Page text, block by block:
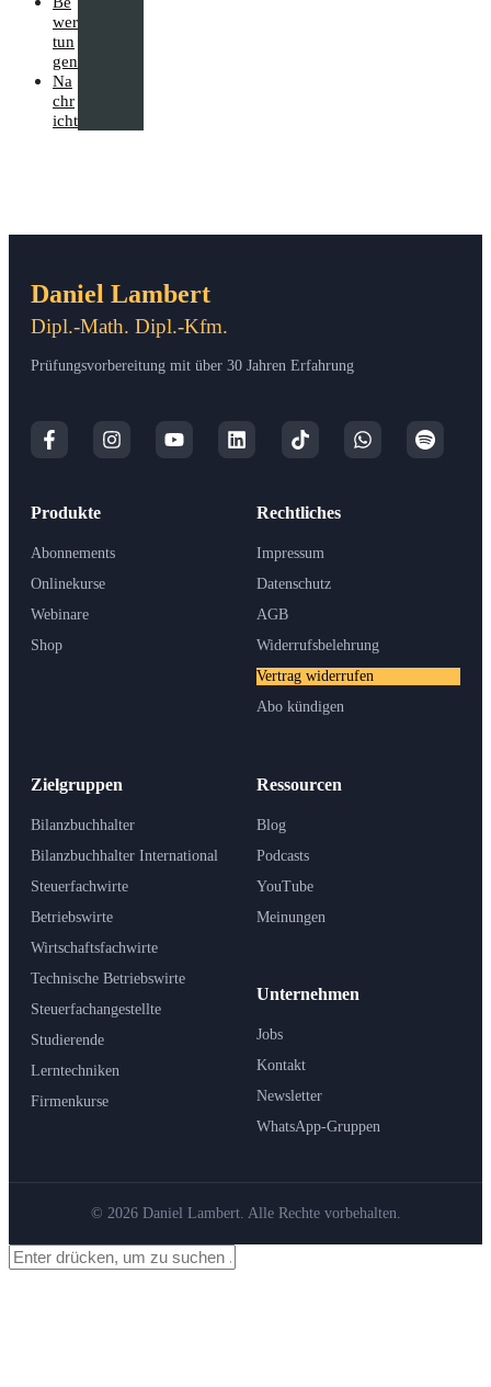
wer
tun
gen
Na
chr
icht
Daniel Lambert
Dipl.-Math. Dipl.-Kfm.
Prüfungsvorbereitung mit über 30 Jahren Erfahrung
Produkte
Abonnements
Onlinekurse
Webinare
Shop
Zielgruppen
Bilanzbuchhalter
Bilanzbuchhalter International
Steuerfachwirte
Betriebswirte
Wirtschaftsfachwirte
Technische Betriebswirte
Steuerfachangestellte
Studierende
Lerntechniken
Firmenkurse
Ressourcen
Blog
Podcasts
YouTube
Meinungen
Unternehmen
Jobs
Kontakt
Newsletter
WhatsApp-Gruppen
Rechtliches
Impressum
Datenschutz
AGB
Widerrufsbelehrung
Vertrag widerrufen
Abo kündigen
© 2026 Daniel Lambert. Alle Rechte vorbehalten.